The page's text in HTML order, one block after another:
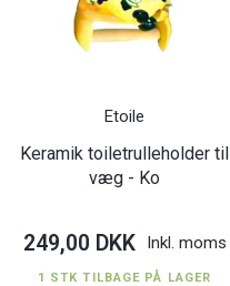
Etoile
Keramik toiletrulleholder til
væg - Ko
249,00 DKK Inkl. moms
1 STK TILBAGE PÅ LAGER